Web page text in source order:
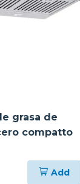
grasa de
compatto
Add